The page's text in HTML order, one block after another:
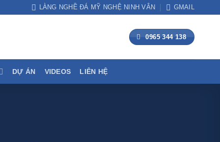
LÀNG NGHỀ ĐÁ MỸ NGHỆ NINH VÂN GMAIL
0965 344 138
DỰ ÁN VIDEOS LIÊN HỆ